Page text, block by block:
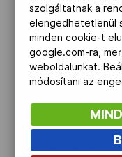
jobban, Erdély
eredményes
az állást.
fiúk támadtak,
nevezhető a
felében előbb
hátrányban
is, aztán
szolgáltatnak a
elengedhetetlenül
minden cookie-t
google.com-ra,
weboldalunkat.
módosítani az